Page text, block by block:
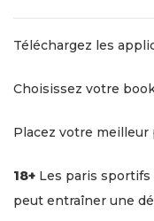
Téléchargez les
Choisissez votre
Placez votre meilleur
18+ Les paris sportifs
peut entraîner une